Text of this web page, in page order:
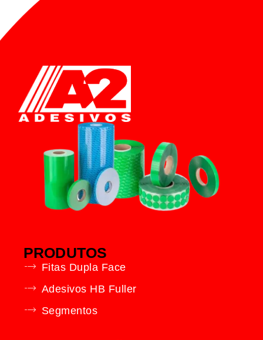
PRODUTOS
Fitas Dupla Face
Adesivos HB Fuller
Segmentos